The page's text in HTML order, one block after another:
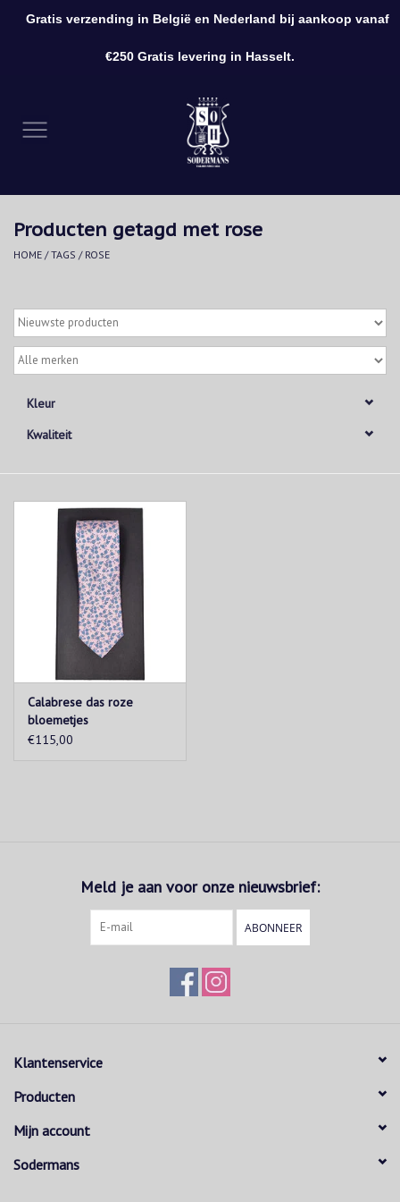
Kleding
Accessoires
Producten getagd met rose
HOME /TAGS / ROSE
Kleur
Kwaliteit
Calabrese das roze
bloemetjes
€115,00
Meld je aan voor onze nieuwsbrief:
ABONNEER
Klantenservice
Producten
Mijn account
Sodermans
Gratis verzending in België en Nederland bij aankoop vanaf
€250 Gratis levering in Hasselt.